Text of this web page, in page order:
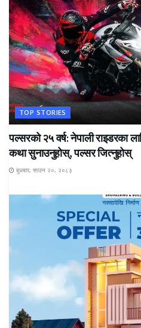
TOP STORIES
पल्सरको २५ वर्ष: नेपाली राइडरका
कथा सुनाउनुहोस्, पल्सर जित्नुहोस्
बुधबार, साउन २०, २०८३